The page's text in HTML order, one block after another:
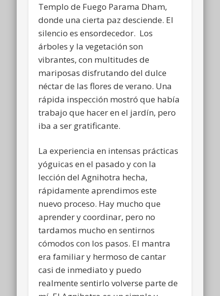
Templo de Fuego Parama Dham,
donde una cierta paz desciende. El
silencio es ensordecedor. Los
árboles y la vegetación son
vibrantes, con multitudes de
mariposas disfrutando del dulce
néctar de las flores de verano. Una
rápida inspección mostró que había
trabajo que hacer en el jardín, pero
iba a ser gratificante.
La experiencia en intensas prácticas
yóguicas en el pasado y con la
lección del Agnihotra hecha,
rápidamente aprendimos este
nuevo proceso. Hay mucho que
aprender y coordinar, pero no
tardamos mucho en sentirnos
cómodos con los pasos. El mantra
era familiar y hermoso de cantar
casi de inmediato y puedo
realmente sentirlo volverse parte de